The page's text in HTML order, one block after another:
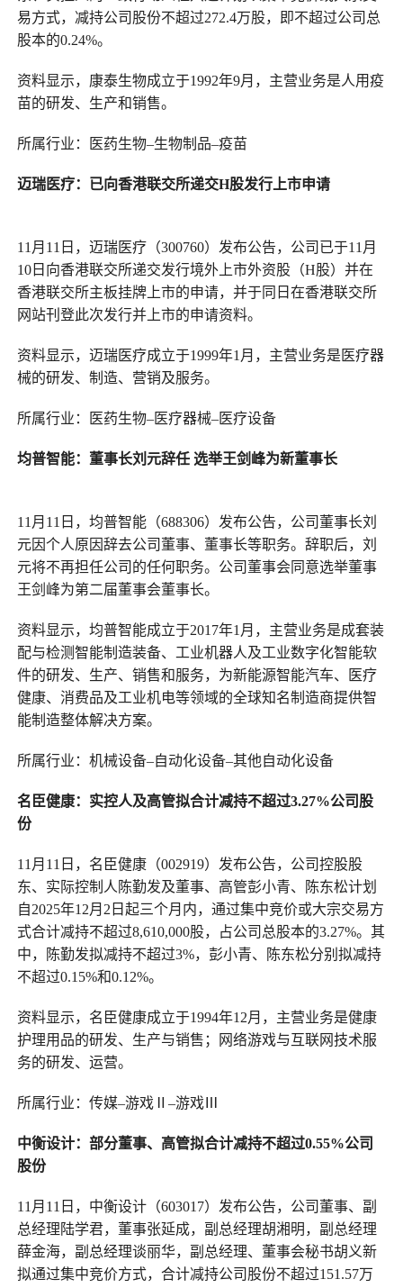
易方式，减持公司股份不超过272.4万股，即不超过公司总
股本的0.24%。
资料显示，康泰生物成立于1992年9月，主营业务是人用疫
苗的研发、生产和销售。
所属行业：医药生物–生物制品–疫苗
迈瑞医疗： 已向香港联交所递交H股发行上市申请
11月11日，迈瑞医疗（300760）发布公告，公司已于11月
10日向香港联交所递交发行境外上市外资股（H股）并在
香港联交所主板挂牌上市的申请，并于同日在香港联交所
网站刊登此次发行并上市的申请资料。
资料显示，迈瑞医疗成立于1999年1月，主营业务是医疗器
械的研发、制造、营销及服务。
所属行业：医药生物–医疗器械–医疗设备
均普智能： 董事长刘元辞任 选举王剑峰为新董事长
11月11日，均普智能（688306）发布公告，公司董事长刘
元因个人原因辞去公司董事、董事长等职务。辞职后，刘
元将不再担任公司的任何职务。公司董事会同意选举董事
王剑峰为第二届董事会董事长。
资料显示，均普智能成立于2017年1月，主营业务是成套装
配与检测智能制造装备、工业机器人及工业数字化智能软
件的研发、生产、销售和服务，为新能源智能汽车、医疗
健康、消费品及工业机电等领域的全球知名制造商提供智
能制造整体解决方案。
所属行业：机械设备–自动化设备–其他自动化设备
名臣健康： 实控人及高管拟合计减持不超过3.27%公司股
份
11月11日，名臣健康（002919）发布公告，公司控股股
东、实际控制人陈勤发及董事、高管彭小青、陈东松计划
自2025年12月2日起三个月内，通过集中竞价或大宗交易方
式合计减持不超过8,610,000股，占公司总股本的3.27%。其
中，陈勤发拟减持不超过3%，彭小青、陈东松分别拟减持
不超过0.15%和0.12%。
资料显示，名臣健康成立于1994年12月，主营业务是健康
护理用品的研发、生产与销售；网络游戏与互联网技术服
务的研发、运营。
所属行业：传媒–游戏Ⅱ–游戏Ⅲ
中衡设计： 部分董事、高管拟合计减持不超过0.55%公司
股份
11月11日，中衡设计（603017）发布公告，公司董事、副
总经理陆学君，董事张延成，副总经理胡湘明，副总经理
薛金海，副总经理谈丽华，副总经理、董事会秘书胡义新
拟通过集中竞价方式，合计减持公司股份不超过151.57万